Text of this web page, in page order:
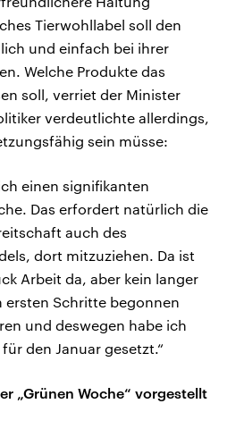
Tierwohllabel soll den
und einfach bei ihrer
Welche Produkte das
soll, verriet der Minister
verdeutlichte allerdings,
sein müsse:
einen signifikanten
Das erfordert natürlich die
auch des
dort mitzuziehen. Da ist
Arbeit da, aber kein langer
ersten Schritte begonnen
und deswegen habe ich
den Januar gesetzt.“
„Grünen Woche“ vorgestellt